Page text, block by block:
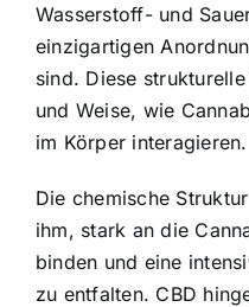
Wasserstoff- und
einzigartigen
sind. Diese
und Weise, wie
im Körper interagieren.
Die chemische
ihm, stark an die
binden und eine
zu entfalten. CBD